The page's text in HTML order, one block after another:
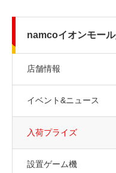
namcoイオンモー
店舗情報
イベント&ニュース
入荷プライズ
設置ゲーム機